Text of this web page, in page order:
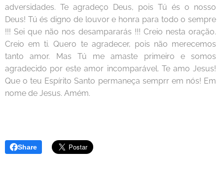
adversidades. Te agradeço Deus, pois Tú és o nosso
Deus! Tú és digno de louvor e honra para todo o sempre
!!! Sei que não nos desampararás !!! Creio nesta oração.
Creio em ti. Quero te agradecer, pois não merecemos
tanto amor. Mas Tú me amaste primeiro e somos
agradecido por este amor incomparável. Te amo Jesus!
Que o teu Espírito Santo permaneça semprr em nós! Em
nome de Jesus. Amém.
Share